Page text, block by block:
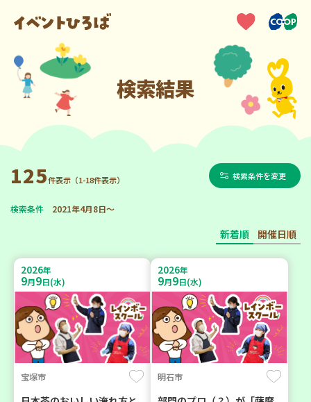
検索結果
125件表示（1-18件表示） 検索条件を変更
検索条件 2021年4月8日～
新着順 開催日順
2026年
9月9日(水)
宝塚市
2026年
9月9日(水)
明石市